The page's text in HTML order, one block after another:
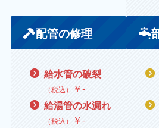
配管の修理
給水管の破裂
（税込） ￥‐
給湯管の水漏れ
（税込） ￥‐